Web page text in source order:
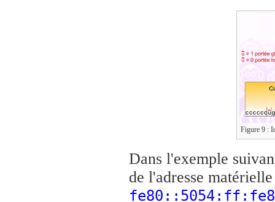
Figure 9 :
Dans l'exemple
de l'adresse